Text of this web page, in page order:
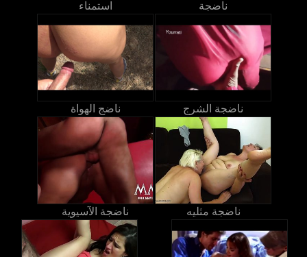
استمناء ناضجة
ناضج الهواة ناضجة الشرج
ناضجة الآسيوية ناضجة مثليه